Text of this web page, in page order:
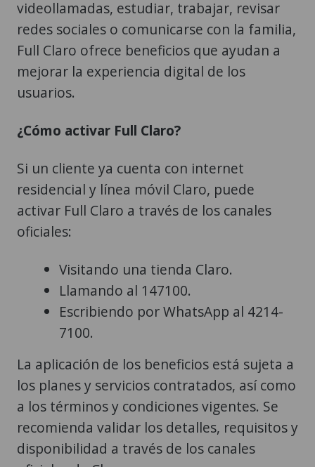
videollamadas, estudiar, trabajar, revisar
redes sociales o comunicarse con la familia,
Full Claro ofrece beneficios que ayudan a
mejorar la experiencia digital de los
usuarios.
¿Cómo activar Full Claro?
Si un cliente ya cuenta con internet
residencial y línea móvil Claro, puede
activar Full Claro a través de los canales
oficiales:
Visitando una tienda Claro.
Llamando al 147100.
Escribiendo por WhatsApp al 4214-
7100.
La aplicación de los beneficios está sujeta a
los planes y servicios contratados, así como
a los términos y condiciones vigentes. Se
recomienda validar los detalles, requisitos y
disponibilidad a través de los canales